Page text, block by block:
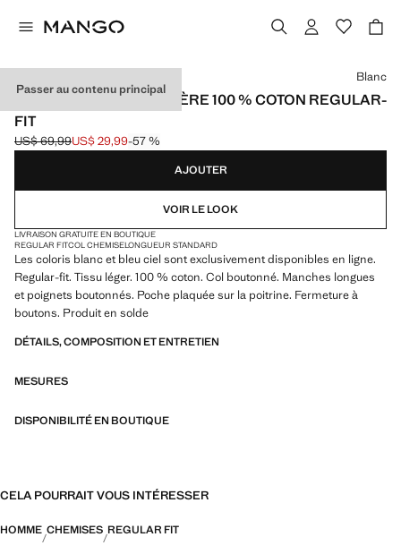
Passer au contenu principal
CHEMISE OXFORD LÉGÈRE 100 % COTON REGULAR-
FIT
Prix initial barré [US$ 69,99 ]
US$ 69,99
Prix actuel [US$ 29,99 ]
US$ 29,99-57 %
Choisissez une couleur
Blanc
AJOUTER
VOIR LE LOOK
LIVRAISON GRATUITE EN BOUTIQUE
REGULAR FITCOL CHEMISELONGUEUR STANDARD
Les coloris blanc et bleu ciel sont exclusivement disponibles en ligne.
Regular-fit. Tissu léger. 100 % coton. Col boutonné. Manches longues
et poignets boutonnés. Poche plaquée sur la poitrine. Fermeture à
boutons. Produit en solde
DÉTAILS, COMPOSITION ET ENTRETIEN
MESURES
DISPONIBILITÉ EN BOUTIQUE
CELA POURRAIT VOUS INTÉRESSER
HOMME CHEMISES REGULAR FIT